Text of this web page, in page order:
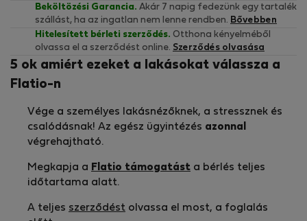
Beköltözési Garancia. Akár 7 napig fedezünk egy tartalék
szállást, ha az ingatlan nem lenne rendben. Bővebben
Hitelesített bérleti szerződés. Otthona kényelméből
olvassa el a szerződést online. Szerződés olvasása
5 ok amiért ezeket a lakásokat válassza a
Flatio-n
Vége a személyes lakásnézőknek, a stressznek és
csalódásnak! Az egész ügyintézés azonnal
végrehajtható.
Megkapja a Flatio támogatást a bérlés teljes
időtartama alatt.
A teljes szerződést olvassa el most, a foglalás